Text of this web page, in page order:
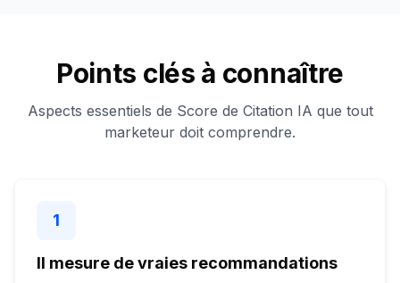
Points clés à connaître
Aspects essentiels de Score de Citation IA que tout
marketeur doit comprendre.
1
Il mesure de vraies recommandations